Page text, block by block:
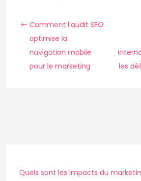
Comment l’audit SEO
optimise la
navigation mobile
pour le marketing
les
Quels sont les impacts du